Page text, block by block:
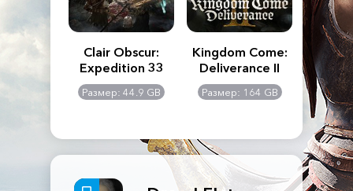
Creed
Clair Obscur:
Expedition 33
Размер: 44.9 GB
Kingdom Come:
Deliverance II
Размер: 164 GB
The